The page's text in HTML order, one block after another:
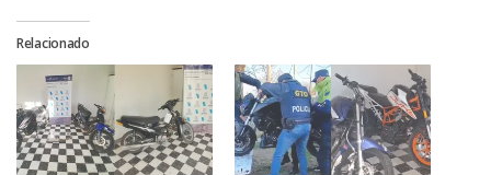
Relacionado